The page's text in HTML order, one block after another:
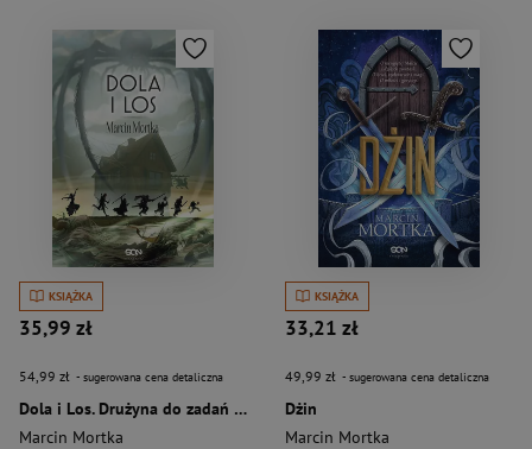
KSIĄŻKA
35,99 zł
54,99 zł - sugerowana cena detaliczna
Dola i Los. Drużyna do zadań specjalnych
Marcin Mortka
KSIĄŻKA
33,21 zł
49,99 zł - sugerowana cena detaliczna
Dżin
Marcin Mortka